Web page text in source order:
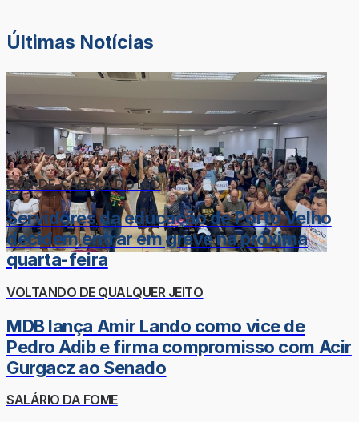
Últimas Notícias
DOR-DE-CABEÇA DO LÉO
Servidores da educação de Porto Velho
decidem entrar em greve na próxima
quarta-feira
VOLTANDO DE QUALQUER JEITO
MDB lança Amir Lando como vice de
Pedro Adib e firma compromisso com Acir
Gurgacz ao Senado
SALÁRIO DA FOME